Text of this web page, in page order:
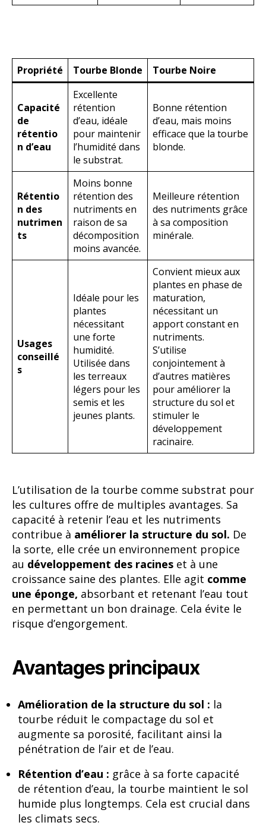
Propriété Tourbe Blonde Tourbe Noire
Capacité
de
rétentio
n d’eau
Excellente
rétention
d’eau, idéale
pour maintenir
l’humidité dans
le substrat.
Bonne rétention
d’eau, mais moins
efficace que la tourbe
blonde.
Rétentio
n des
nutrimen
ts
Moins bonne
rétention des
nutriments en
raison de sa
décomposition
moins avancée.
Meilleure rétention
des nutriments grâce
à sa composition
minérale.
Usages
conseillé
s
Idéale pour les
plantes
nécessitant
une forte
humidité.
Utilisée dans
les terreaux
légers pour les
semis et les
jeunes plants.
Convient mieux aux
plantes en phase de
maturation,
nécessitant un
apport constant en
nutriments.
S’utilise
conjointement à
d’autres matières
pour améliorer la
structure du sol et
stimuler le
développement
racinaire.
L’utilisation de la tourbe comme substrat pour
les cultures offre de multiples avantages. Sa
capacité à retenir l’eau et les nutriments
contribue à améliorer la structure du sol. De
la sorte, elle crée un environnement propice
au développement des racines et à une
croissance saine des plantes. Elle agit comme
une éponge, absorbant et retenant l’eau tout
en permettant un bon drainage. Cela évite le
risque d’engorgement.
Avantages principaux
Amélioration de la structure du sol : la
tourbe réduit le compactage du sol et
augmente sa porosité, facilitant ainsi la
pénétration de l’air et de l’eau.
Rétention d’eau : grâce à sa forte capacité
de rétention d’eau, la tourbe maintient le sol
humide plus longtemps. Cela est crucial dans
les climats secs.